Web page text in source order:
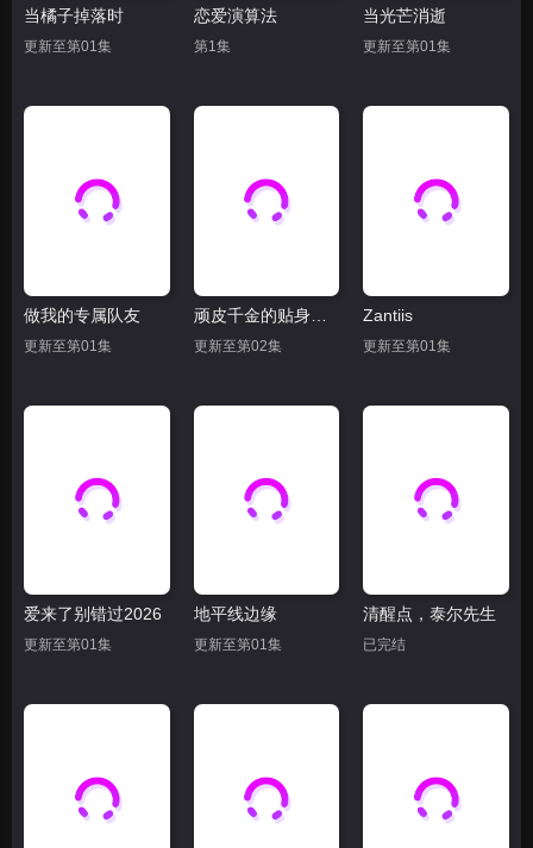
当橘子掉落时
更新至第01集
恋爱演算法
第1集
当光芒消逝
更新至第01集
做我的专属队友
更新至第01集
顽皮千金的贴身侍卫
更新至第02集
Zantiis
更新至第01集
爱来了别错过2026
更新至第01集
地平线边缘
更新至第01集
清醒点，泰尔先生
已完结